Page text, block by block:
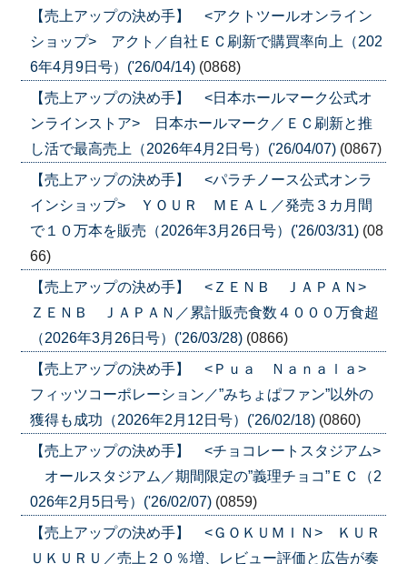
【売上アップの決め手】 <アクトツールオンライン
ショップ> アクト／自社ＥＣ刷新で購買率向上（202
6年4月9日号）('26/04/14) (0868)
【売上アップの決め手】 <日本ホールマーク公式オ
ンラインストア> 日本ホールマーク／ＥＣ刷新と推
し活で最高売上（2026年4月2日号）('26/04/07) (0867)
【売上アップの決め手】 <パラチノース公式オンラ
インショップ> ＹＯＵＲ ＭＥＡＬ／発売３カ月間
で１０万本を販売（2026年3月26日号）('26/03/31) (08
66)
【売上アップの決め手】 <ＺＥＮＢ ＪＡＰＡＮ>
ＺＥＮＢ ＪＡＰＡＮ／累計販売食数４０００万食超
（2026年3月26日号）('26/03/28) (0866)
【売上アップの決め手】 <Ｐｕａ Ｎａｎａｌａ>
フィッツコーポレーション／”みちょぱファン”以外の
獲得も成功（2026年2月12日号）('26/02/18) (0860)
【売上アップの決め手】 <チョコレートスタジアム>
オールスタジアム／期間限定の”義理チョコ”ＥＣ（2
026年2月5日号）('26/02/07) (0859)
【売上アップの決め手】 <ＧＯＫＵＭＩＮ> ＫＵＲ
ＵＫＵＲＵ／売上２０％増、レビュー評価と広告が奏